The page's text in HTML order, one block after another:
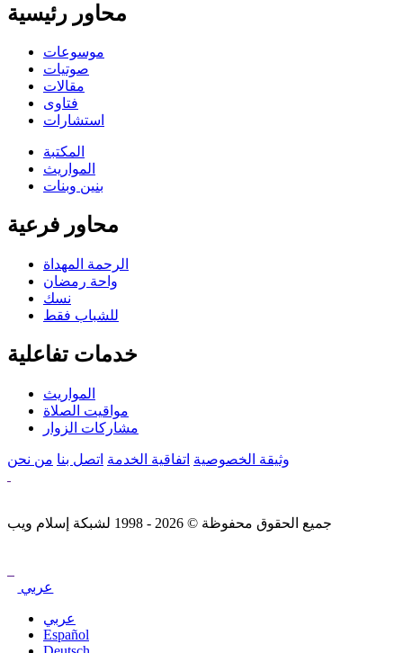
محاور رئيسية
موسوعات
صوتيات
مقالات
فتاوى
استشارات
المكتبة
المواريث
بنين وبنات
محاور فرعية
الرحمة المهداة
واحة رمضان
نسك
للشباب فقط
خدمات تفاعلية
المواريث
مواقيت الصلاة
مشاركات الزوار
وثيقة الخصوصية اتفاقية الخدمة اتصل بنا من نحن
جميع الحقوق محفوظة © 2026 - 1998 لشبكة إسلام ويب
عربي
عربي
Español